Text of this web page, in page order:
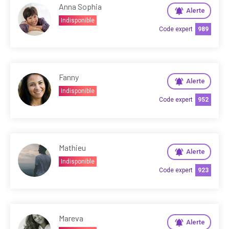
Anna Sophia
Code expert 989
Alerte
Indisponible
Fanny
Code expert 952
Alerte
Indisponible
Mathieu
Code expert 923
Alerte
Indisponible
Mareva Alerte